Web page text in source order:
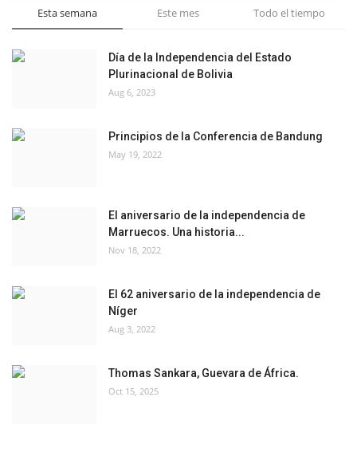
Esta semana Este mes Todo el tiempo
Día de la Independencia del Estado
Plurinacional de Bolivia
Aug 6, 2023
Principios de la Conferencia de Bandung
May 19, 2022
El aniversario de la independencia de
Marruecos. Una historia...
Nov 18, 2022
El 62 aniversario de la independencia de
Níger
Aug 3, 2022
Thomas Sankara, Guevara de África.
Oct 15, 2025